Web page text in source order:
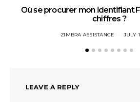
Où se procurer mon identifiant
chiffres ?
ZIMBRA ASSISTANCE JULY
LEAVE A REPLY